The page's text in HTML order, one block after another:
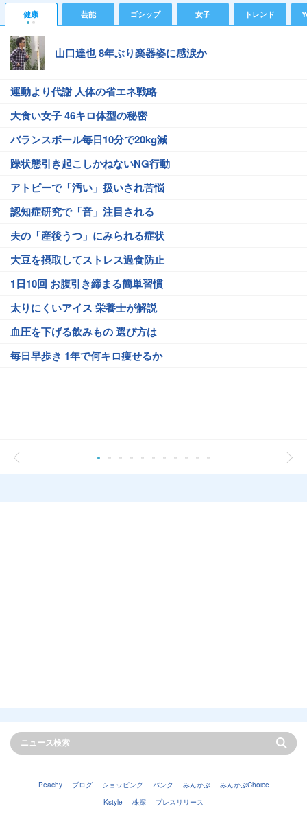
健康 芸能 ゴシップ 女子 トレンド
山口達也 8年ぶり楽器姿に感涙か
運動より代謝 人体の省エネ戦略
大食い女子 46キロ体型の秘密
バランスボール毎日10分で20kg減
躁状態引き起こしかねないNG行動
アトピーで「汚い」扱いされ苦悩
認知症研究で「音」注目される
夫の「産後うつ」にみられる症状
大豆を摂取してストレス過食防止
1日10回 お腹引き締まる簡単習慣
太りにくいアイス 栄養士が解説
血圧を下げる飲みもの 選び方は
毎日早歩き 1年で何キロ痩せるか
Peachy ブログ ショッピング バンク みんかぶ
みんかぶChoice
Kstyle
株探 プレスリリース